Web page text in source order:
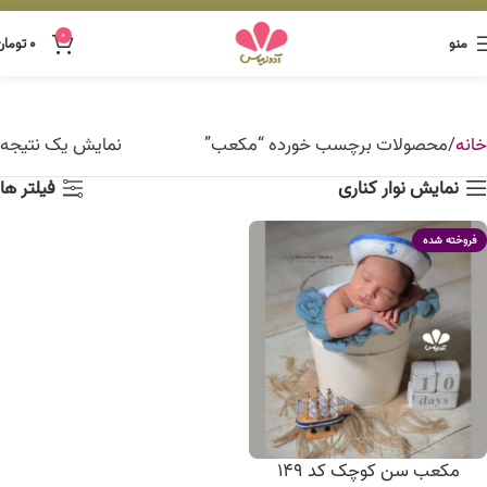
منو 0 ۰
خانه محصولات برچسب خورده “مکعب”
نمایش یک نتیجه
نمایش نوار کناری
فیلتر ها
فروخته شده
مکعب سن کوچک کد 149